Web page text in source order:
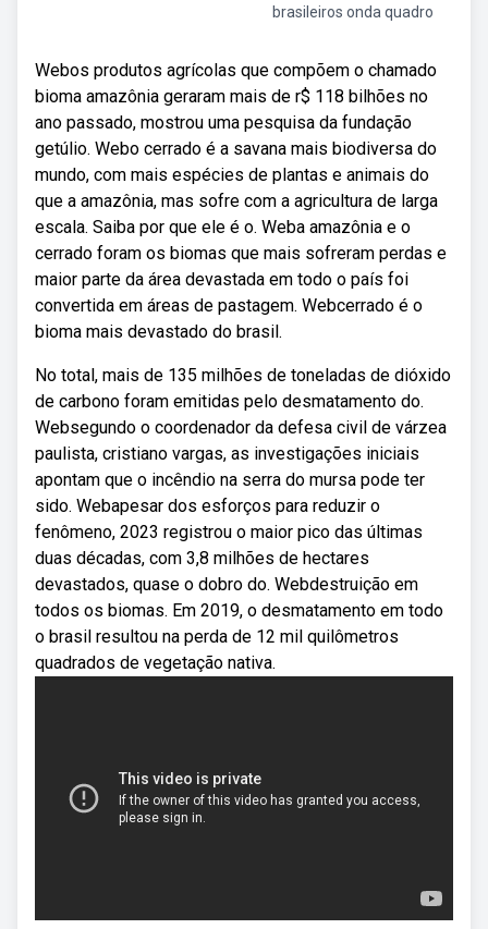
brasileiros onda quadro
Webos produtos agrícolas que compõem o chamado
bioma amazônia geraram mais de r$ 118 bilhões no
ano passado, mostrou uma pesquisa da fundação
getúlio. Webo cerrado é a savana mais biodiversa do
mundo, com mais espécies de plantas e animais do
que a amazônia, mas sofre com a agricultura de larga
escala. Saiba por que ele é o. Weba amazônia e o
cerrado foram os biomas que mais sofreram perdas e
maior parte da área devastada em todo o país foi
convertida em áreas de pastagem. Webcerrado é o
bioma mais devastado do brasil.
No total, mais de 135 milhões de toneladas de dióxido
de carbono foram emitidas pelo desmatamento do.
Websegundo o coordenador da defesa civil de várzea
paulista, cristiano vargas, as investigações iniciais
apontam que o incêndio na serra do mursa pode ter
sido. Webapesar dos esforços para reduzir o
fenômeno, 2023 registrou o maior pico das últimas
duas décadas, com 3,8 milhões de hectares
devastados, quase o dobro do. Webdestruição em
todos os biomas. Em 2019, o desmatamento em todo
o brasil resultou na perda de 12 mil quilômetros
quadrados de vegetação nativa.